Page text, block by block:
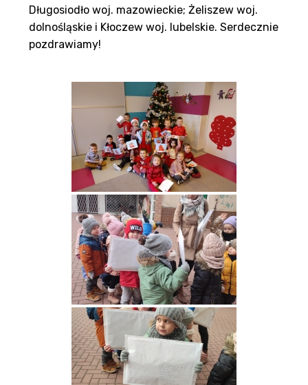
Długosiodło woj. mazowieckie; Żeliszew woj.
dolnośląskie i Kłoczew woj. lubelskie. Serdecznie
pozdrawiamy!